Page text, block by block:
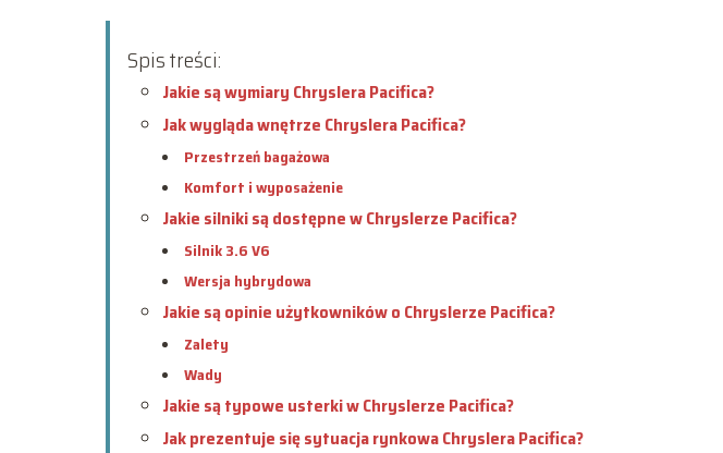
Spis treści:
Jakie są wymiary Chryslera Pacifica?
Jak wygląda wnętrze Chryslera Pacifica?
Przestrzeń bagażowa
Komfort i wyposażenie
Jakie silniki są dostępne w Chryslerze Pacifica?
Silnik 3.6 V6
Wersja hybrydowa
Jakie są opinie użytkowników o Chryslerze Pacifica?
Zalety
Wady
Jakie są typowe usterki w Chryslerze Pacifica?
Jak prezentuje się sytuacja rynkowa Chryslera Pacifica?